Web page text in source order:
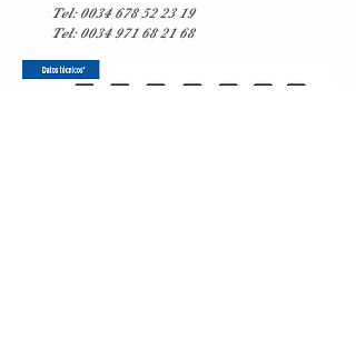
Tel: 0034 678 52 23 19
Tel: 0034 971 68 21 68